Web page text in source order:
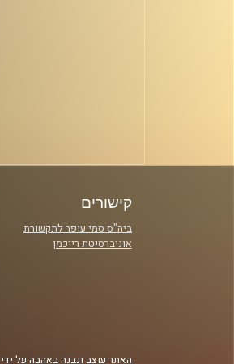
קישורים
ביה"ס סמי עופר לתקשורת
אוניברסיטת רייכמן
האתר עוצב ונבנה באהבה על ידי